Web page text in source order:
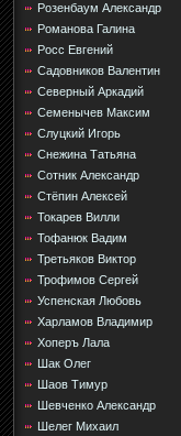
Розенбаум Александр
Романова Галина
Росс Евгений
Садовников Валентин
Северный Аркадий
Семенычев Максим
Слуцкий Игорь
Снежина Татьяна
Сотник Александр
Стёпин Алексей
Токарев Вилли
Тофанюк Вадим
Третьяков Виктор
Трофимов Сергей
Успенская Любовь
Харламов Владимир
Хоперъ Лала
Шак Олег
Шаов Тимур
Шевченко Александр
Шелег Михаил